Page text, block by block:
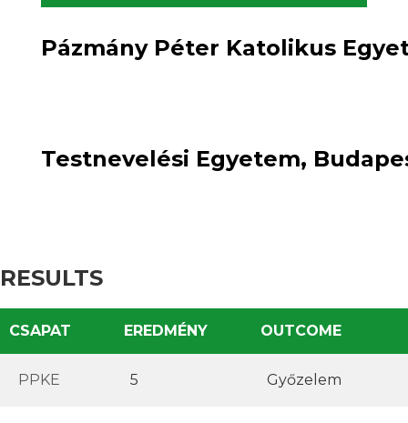
Pázmány Péter Katolikus
Testnevelési Egyetem,
RESULTS
CSAPAT EREDMÉNY OUTCOME
PPKE 5 Győzelem